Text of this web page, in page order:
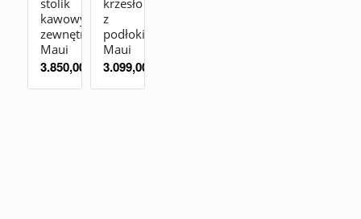
kawowy
zewnętrzny
Maui
3.850,00
z
podłokietnikami
Maui
3.099,00